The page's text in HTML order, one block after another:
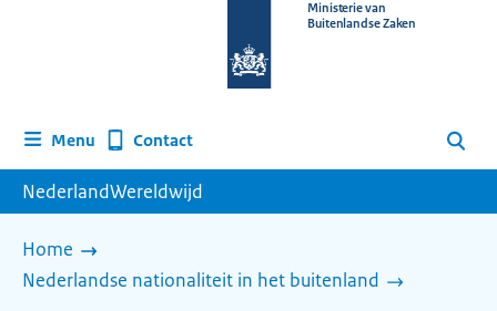
homepage
Ministerie van
Buitenlandse Zaken
Menu Contact Zoeken
NederlandWereldwijd
Home
Nederlandse nationaliteit in het buitenland